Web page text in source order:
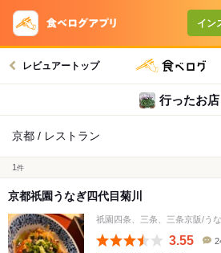
イン
レビュアートップ
行ったお店
京都 / レストラン
1 件
京都祇園うなぎ四代目菊川
祇園四条、三条、三条京阪/う
3.55